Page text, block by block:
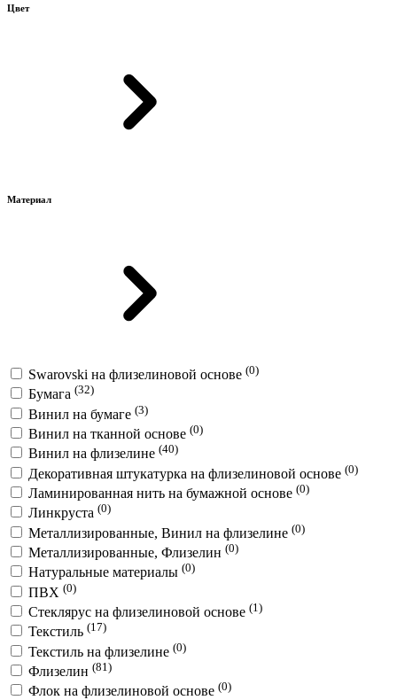
Цвет
Материал
Swarovski на флизелиновой основе (0)
Бумага (32)
Винил на бумаге (3)
Винил на тканной основе (0)
Винил на флизелине (40)
Декоративная штукатурка на флизелиновой основе (0)
Ламинированная нить на бумажной основе (0)
Линкруста (0)
Металлизированные, Винил на флизелине (0)
Металлизированные, Флизелин (0)
Натуральные материалы (0)
ПВХ (0)
Стеклярус на флизелиновой основе (1)
Текстиль (17)
Текстиль на флизелине (0)
Флизелин (81)
Флок на флизелиновой основе (0)